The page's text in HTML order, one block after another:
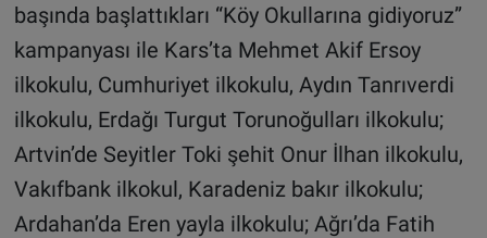
başında başlattıkları “Köy Okullarına gidiyoruz”
kampanyası ile Kars’ta Mehmet Akif Ersoy
ilkokulu, Cumhuriyet ilkokulu, Aydın Tanrıverdi
ilkokulu, Erdağı Turgut Torunoğulları ilkokulu;
Artvin’de Seyitler Toki şehit Onur İlhan ilkokulu,
Vakıfbank ilkokul, Karadeniz bakır ilkokulu;
Ardahan’da Eren yayla ilkokulu; Ağrı’da Fatih